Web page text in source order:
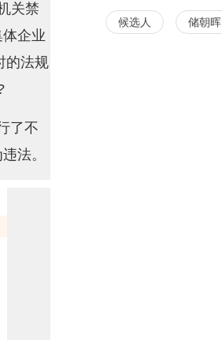
关禁
企业
的法规
了不
法。
候选人 储朝晖